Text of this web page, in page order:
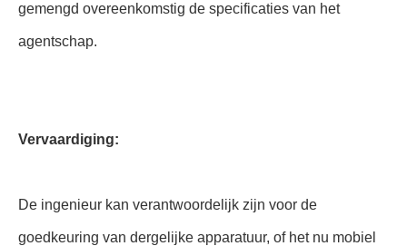
gemengd overeenkomstig de specificaties van het
agentschap.
Vervaardiging:
De ingenieur kan verantwoordelijk zijn voor de
goedkeuring van dergelijke apparatuur, of het nu mobiel